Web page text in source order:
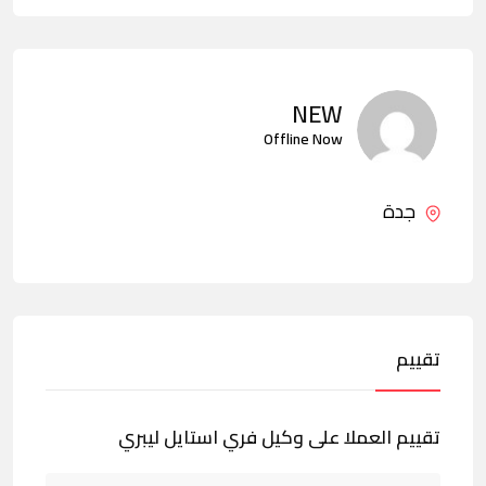
NEW
Offline Now
جدة
تقييم
تقييم العملا على وكيل فري استايل ليبري